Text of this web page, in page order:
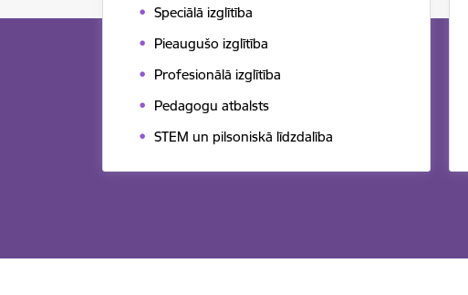
Speciālā izglītība
Pieaugušo izglītība
Profesionālā izglītība
Pedagogu atbalsts
STEM un pilsoniskā līdzdalība